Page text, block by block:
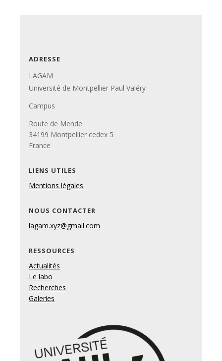
ADRESSE
LAGAM
Université de Montpellier Paul Valéry
Campus
Route de Mende
34199 Montpellier cedex 5
France
LIENS UTILES
Mentions légales
NOUS CONTACTER
lagam.xyz@gmail.com
RESSOURCES
Actualités
Le labo
Recherches
Galeries